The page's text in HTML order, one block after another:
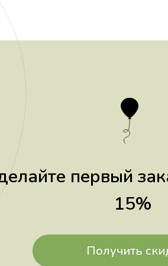
первый
15%
Получить